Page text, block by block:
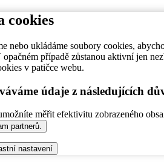
cookies
nebo ukládáme soubory cookies,
případě zůstanou aktivní jen
v patičce webu.
údaje z následujících
měřit efektivitu zobrazeného
partnerů.
nastavení